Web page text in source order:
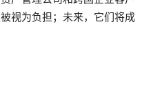
视为负担；未来，它们将成